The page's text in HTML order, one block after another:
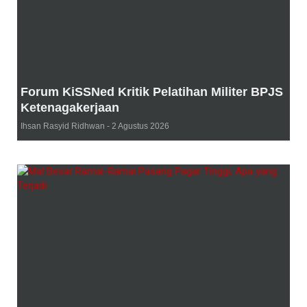
Forum KiSSNed Kritik Pelatihan Militer BPJS
Ketenagakerjaan
Ihsan Rasyid Ridhwan 2 Agustus 2026